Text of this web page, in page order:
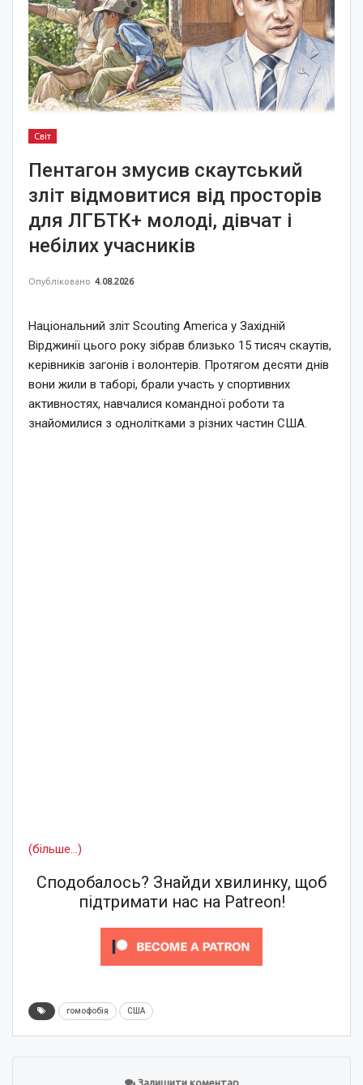
Світ
Пентагон змусив скаутський
зліт відмовитися від просторів
для ЛГБТК+ молоді, дівчат і
небілих учасників
Опубліковано 4.08.2026
Національний зліт Scouting America у Західній
Вірджинії цього року зібрав близько 15 тисяч скаутів,
керівників загонів і волонтерів. Протягом десяти днів
вони жили в таборі, брали участь у спортивних
активностях, навчалися командної роботи та
знайомилися з однолітками з різних частин США.
(більше…)
Сподобалось? Знайди хвилинку, щоб
підтримати нас на Patreon!
гомофобія США
Залишити коментар